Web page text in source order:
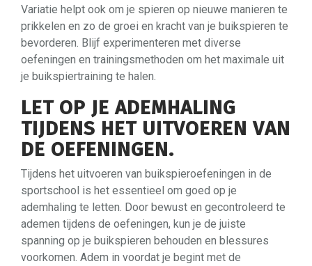
Variatie helpt ook om je spieren op nieuwe manieren te
prikkelen en zo de groei en kracht van je buikspieren te
bevorderen. Blijf experimenteren met diverse
oefeningen en trainingsmethoden om het maximale uit
je buikspiertraining te halen.
LET OP JE ADEMHALING
TIJDENS HET UITVOEREN VAN
DE OEFENINGEN.
Tijdens het uitvoeren van buikspieroefeningen in de
sportschool is het essentieel om goed op je
ademhaling te letten. Door bewust en gecontroleerd te
ademen tijdens de oefeningen, kun je de juiste
spanning op je buikspieren behouden en blessures
voorkomen. Adem in voordat je begint met de